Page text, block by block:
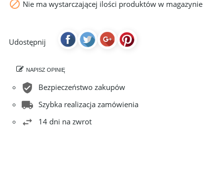
 Nie ma wystarczającej ilości produktów w magazynie
Udostępnij
NAPISZ OPINIĘ
Bezpieczeństwo zakupów
Szybka realizacja zamówienia
14 dni na zwrot